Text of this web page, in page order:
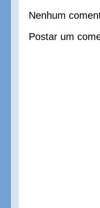
Nenhum
Postar um